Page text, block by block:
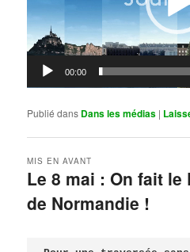
00:00
Publié dans Dans les médias |
Le 8 mai : On fait
de Normandie !
MIS EN AVANT